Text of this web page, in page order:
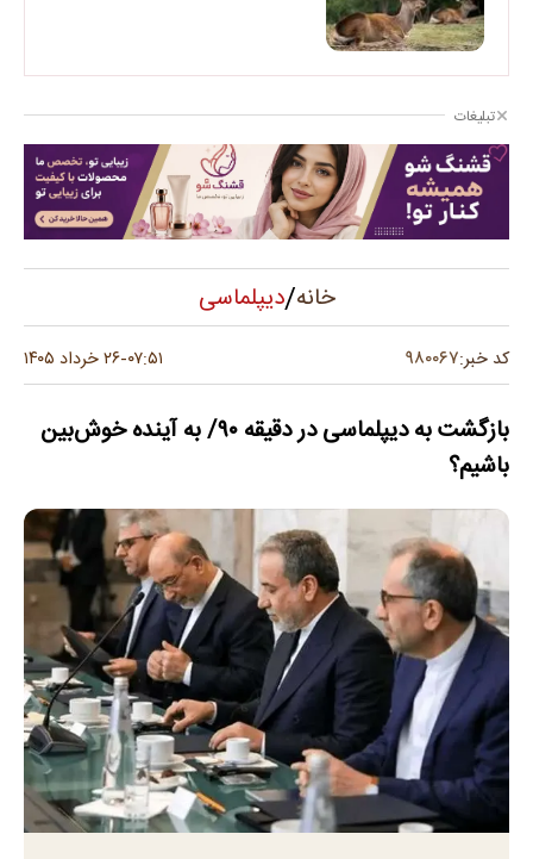
تبلیغات
خانه/دیپلماسی
کد خبر:۹۸۰۰۶۷ ۰۷:۵۱-۲۶ خرداد ۱۴۰۵
بازگشت به دیپلماسی در دقیقه ۹۰/ به آینده خوش‌بین
باشیم؟